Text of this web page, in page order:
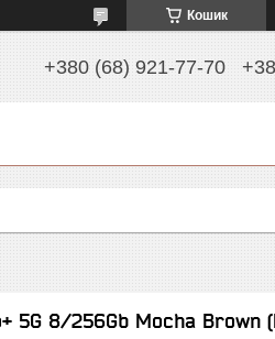
Кошик
+380 (68) 921-77-70
5G 8/256Gb Mocha Brown